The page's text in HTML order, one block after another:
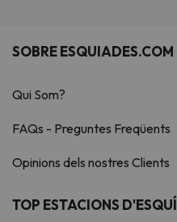
SOBRE ESQUIADES.COM
Qui Som?
FAQs - Preguntes Freqüents
Opinions dels nostres Clients
TOP ESTACIONS D'ESQUÍ